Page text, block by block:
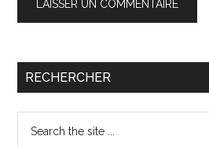
Barre
principale
RECHERCHER